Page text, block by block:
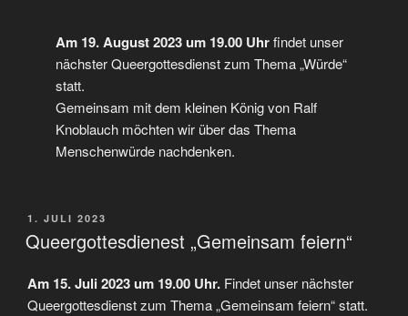
Am 19. August 2023 um 19.00 Uhrfindet unser
nächster Queergottesdienst zum Thema „Würde“
statt.
Gemeinsam mit dem kleinen König von Ralf
Knoblauch möchten wir über das Thema
Menschenwürde nachdenken.
VERÖFFENTLICHT
AM
1. JULI 2023
Queergottesdienest „Gemeinsam feiern“
Am 15. Juli 2023 um 19.00 Uhr. Findet unser nächster
Queergottesdienst zum Thema „Gemeinsam feiern“ statt.